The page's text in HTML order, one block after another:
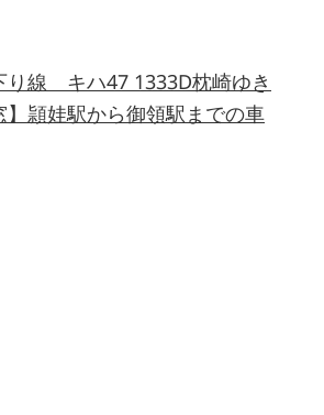
り線 キハ47 1333D枕崎ゆき
】頴娃駅から御領駅までの車